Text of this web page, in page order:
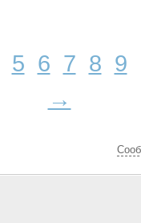
5 6 7 8 9
→